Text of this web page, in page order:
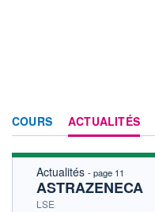
COURS ACTUALITÉS
Actualités - page 11
ASTRAZENECA
LSE